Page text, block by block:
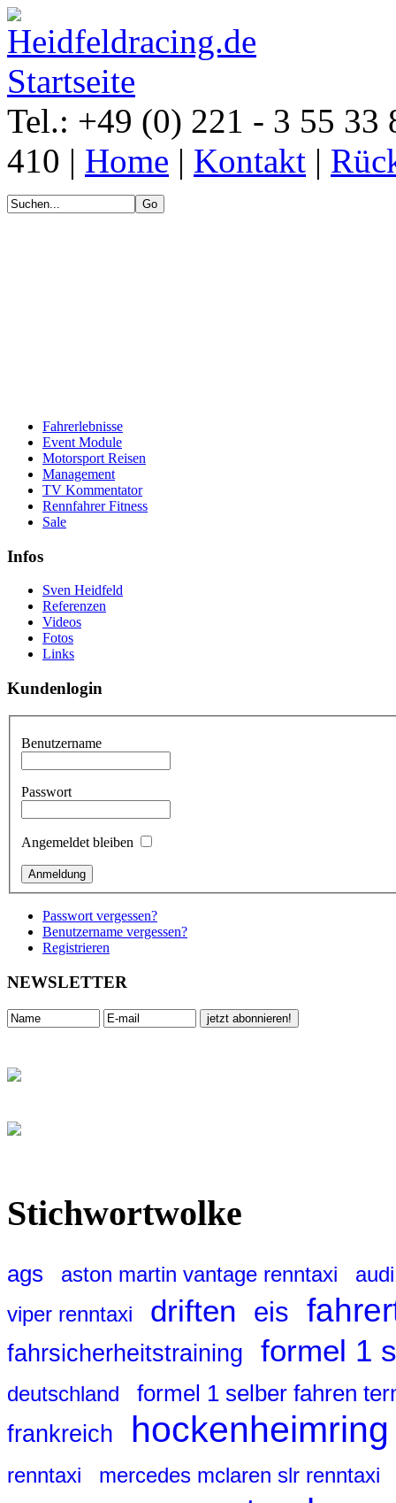
Tel.: +49 (0) 221 - 3 55 33
410 | Home | Kontakt |
Fahrerlebnisse
Event Module
Motorsport Reisen
Management
TV Kommentator
Rennfahrer Fitness
Sale
Infos
Sven Heidfeld
Referenzen
Videos
Fotos
Links
Kundenlogin
Benutzername
Passwort
Angemeldet bleiben
Passwort vergessen?
Benutzername vergessen?
Registrieren
NEWSLETTER
Stichwortwolke
ags aston martin vantage renntaxi
viper renntaxi
driften eis
fahrsicherheitstraining formel 1
deutschland formel 1 selber fahren
frankreich hockenheimring
renntaxi mercedes mclaren slr renntaxi